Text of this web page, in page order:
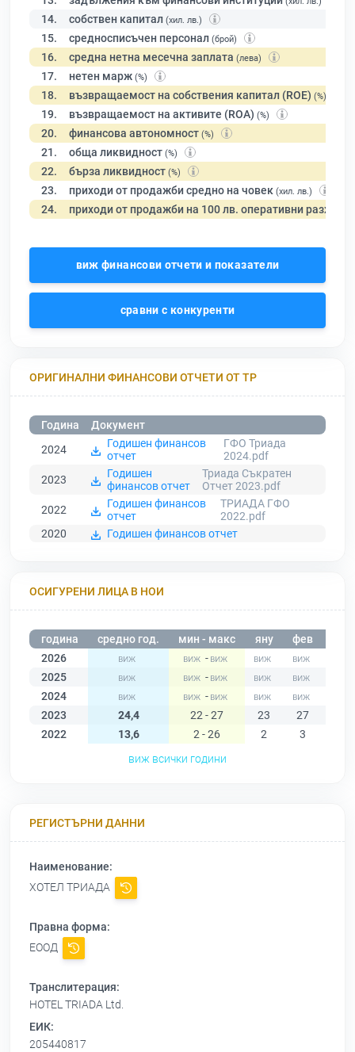
14. собствен капитал (хил. лв.)
15. средносписъчен персонал (брой)
16. средна нетна месечна заплата (лева)
17. нетен марж (%)
18. възвращаемост на собствения капитал (ROE) (%)
19. възвращаемост на активите (ROA) (%)
20. финансова автономност (%)
21. обща ликвидност (%)
22. бърза ликвидност (%)
23. приходи от продажби средно на човек (хил. лв.)
24. приходи от продажби на 100 лв. оперативни разходи
виж финансови отчети и показатели
сравни с конкуренти
ОРИГИНАЛНИ ФИНАНСОВИ ОТЧЕТИ ОТ ТР
Година
Документ
2024
Годишен финансов
отчет
ГФО Триада
2024.pdf
2023
Годишен
финансов отчет
Триада Съкратен
Отчет 2023.pdf
2022
Годишен финансов
отчет
ТРИАДА ГФО
2022.pdf
2020
Годишен финансов отчет
ОСИГУРЕНИ ЛИЦА В НОИ
година средно год. мин - макс яну фев
2026
-
2025
-
2024
-
2023
24,4 22 - 27 23 27
2022
13,6 2 - 26 2 3
виж всички години
РЕГИСТЪРНИ ДАННИ
Наименование:
ХОТЕЛ ТРИАДА
Правна форма:
ЕООД
Транслитерация:
HOTEL TRIADA Ltd.
ЕИК:
205440817